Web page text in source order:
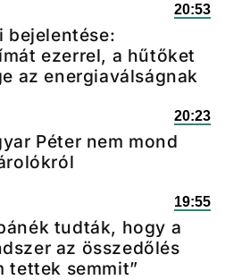
20:53
bejelentése:
ezerrel, a hűtőket
az energiaválságnak
20:23
Péter nem mond
19:55
tudták, hogy a
az összedőlés
tettek semmit”